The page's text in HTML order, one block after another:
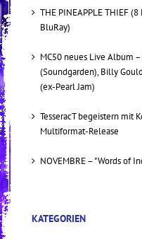
THE PINEAPPLE THIEF
BluRay)
MC50 neues Live Album
(Soundgarden), Billy
(ex-Pearl Jam)
TesseracT begeistern mit
Multiformat-Release
NOVEMBRE – "Words of
KATEGORIEN